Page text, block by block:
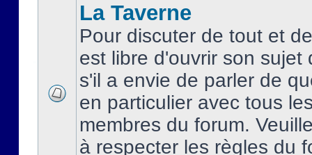
La Taverne
Pour discuter de tout et
est libre d'ouvrir son sujet
s'il a envie de parler de
en particulier avec tous
membres du forum.
à respecter les règles du